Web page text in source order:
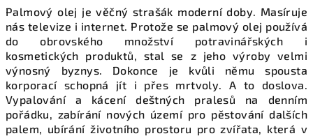
Palmový olej je věčný strašák moderní doby. Masíruje
nás televize i internet. Protože se palmový olej používá
do obrovského množství potravinářských i
kosmetických produktů, stal se z jeho výroby velmi
výnosný byznys. Dokonce je kvůli němu spousta
korporací schopná jít i přes mrtvoly. A to doslova.
Vypalování a kácení deštných pralesů na denním
pořádku, zabírání nových území pro pěstování dalších
palem, ubírání životního prostoru pro zvířata, která v